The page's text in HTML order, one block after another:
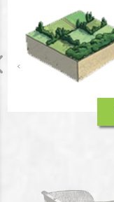
‹